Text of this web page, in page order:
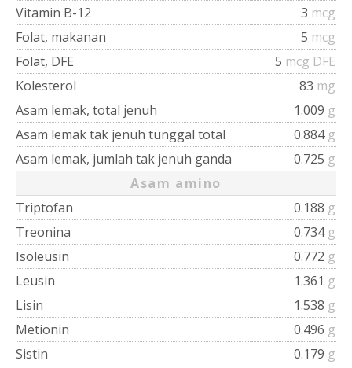
Vitamin B-12
3 mcg
Folat, makanan
5 mcg
Folat, DFE
5 mcg DFE
Kolesterol
83 mg
Asam lemak, total jenuh
1.009 g
Asam lemak tak jenuh tunggal total
0.884 g
Asam lemak, jumlah tak jenuh ganda
0.725 g
Asam amino
Triptofan
0.188 g
Treonina
0.734 g
Isoleusin
0.772 g
Leusin
1.361 g
Lisin
1.538 g
Metionin
0.496 g
Sistin
0.179 g